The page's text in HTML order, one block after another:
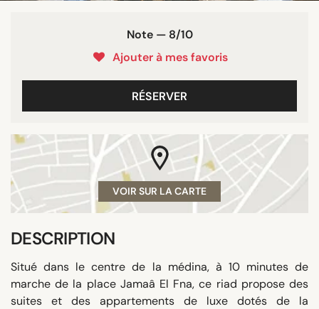
Note — 8/10
Ajouter à mes favoris
RÉSERVER
VOIR SUR LA CARTE
DESCRIPTION
Situé dans le centre de la médina, à 10 minutes de
marche de la place Jamaâ El Fna, ce riad propose des
suites et des appartements de luxe dotés de la